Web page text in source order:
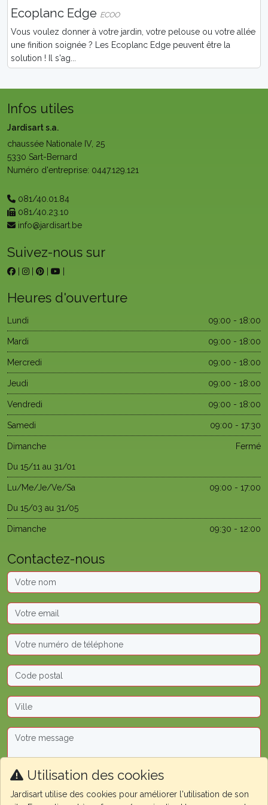
Utilisation des cookies
Jardisart utilise des cookies pour améliorer l'utilisation de son
Ecoplanc Edge ECOO
Vous voulez donner à votre jardin, votre pelouse ou votre allée
une finition soignée ? Les Ecoplanc Edge peuvent être la
solution ! Il s'ag...
Infos utiles
Jardisart s.a.
chaussée Nationale IV, 25
5330 Sart-Bernard
Numéro d'entreprise: 0447.129.121
081/40.01.84
081/40.23.10
info@jardisart.be
Suivez-nous sur
Heures d'ouverture
Lundi 09:00 - 18:00
Mardi 09:00 - 18:00
Mercredi 09:00 - 18:00
Jeudi 09:00 - 18:00
Vendredi 09:00 - 18:00
Samedi 09:00 - 17:30
Dimanche Fermé
Du 15/11 au 31/01
Lu/Me/Je/Ve/Sa 09:00 - 17:00
Du 15/03 au 31/05
Dimanche 09:30 - 12:00
Contactez-nous